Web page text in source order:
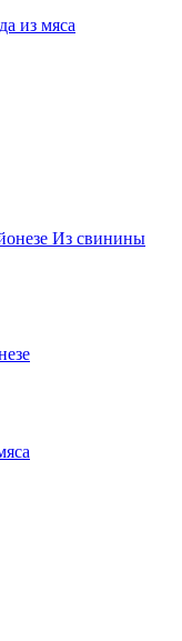
из мяса
Из свинины